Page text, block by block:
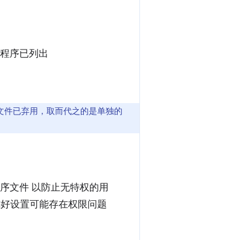
序已列出
已弃用，取而代之的是单独的
文件 以防止无特权的用
设置可能存在权限问题